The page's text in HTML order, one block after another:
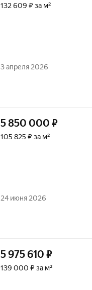
132 609 ₽ за м²
3 апреля 2026
5 850 000 ₽
105 825 ₽ за м²
24 июня 2026
5 975 610 ₽
139 000 ₽ за м²